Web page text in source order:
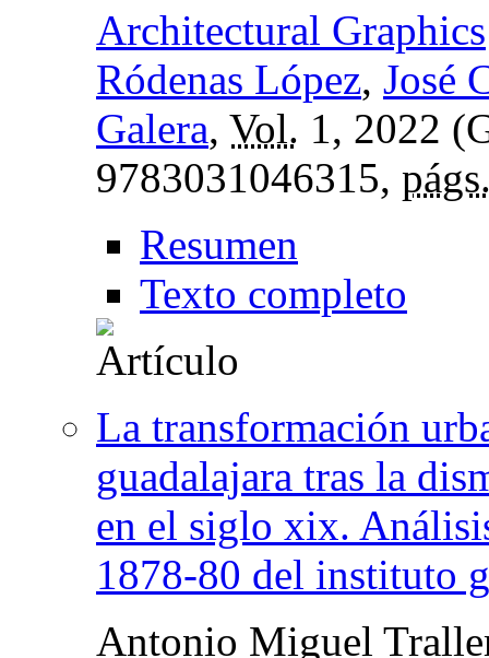
Architectural Graphics
Ródenas López, José
Galera, Vol. 1, 2022
9783031046315,
Resumen
Texto completo
La transformación
guadalajara tras la
en el siglo xix.
1878-80 del instituto
Antonio Miguel